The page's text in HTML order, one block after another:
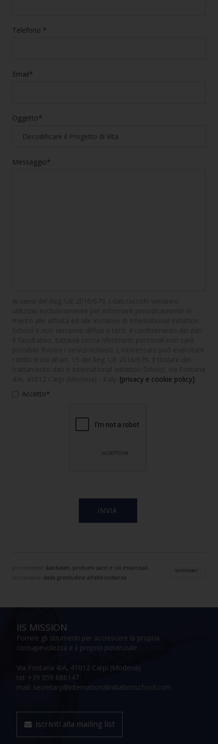
Telefono *
Email*
Oggetto*
Messaggio*
[privacy e cookie policy]
Accetto*
precedente: kabbalah, profumi sacri e oli essenziali
dalla gratitudine all’abbondanza
seminari
IIS MISSION
Fornire gli strumenti per accrescere la propria
consapevolezza e il proprio potenziale
Via Fontana 4/A, 41012 Carpi (Modena)
tel: +39 059 686147
mail: secretary@internationalinitiationschool.com
iscriviti alla mailing list